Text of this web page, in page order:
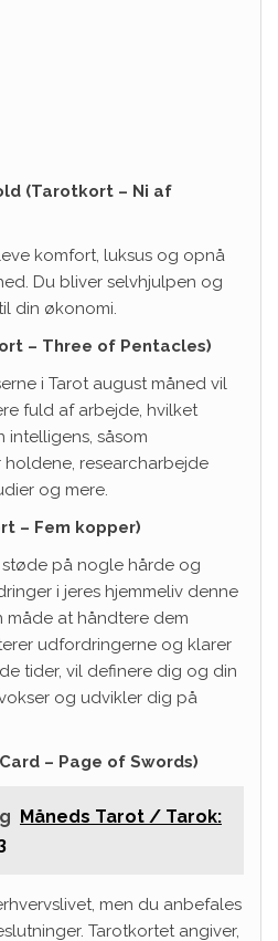
(Tarotkort – Ni af
komfort, luksus og opnå
Du bliver selvhjulpen og
din økonomi.
– Three of Pentacles)
i Tarot august måned vil
fuld af arbejde, hvilket
intelligens, såsom
researcharbejde
og mere.
– Fem kopper)
på nogle hårde og
i jeres hjemmeliv denne
måde at håndtere dem
udfordringerne og klarer
tider, vil definere dig og din
og udvikler dig på
– Page of Swords)
Måneds Tarot / Tarok:
men du anbefales
Tarotkortet angiver,